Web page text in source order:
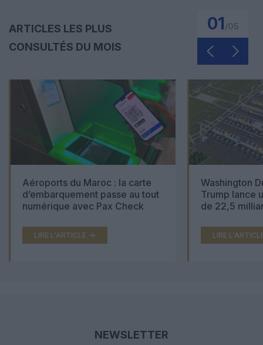
ARTICLES LES PLUS
CONSULTÉS DU MOIS
01
Aéroports du Maroc : la carte
d’embarquement passe au tout
numérique avec Pax Check
LIRE L'ARTICLE
Washington
Trump lance
de 22,5
LIRE
NEWSLETTER